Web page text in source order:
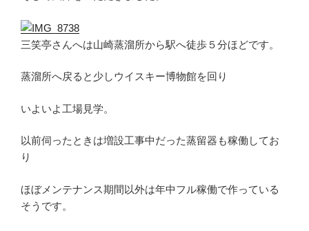
三笑亭さんへは山崎蒸溜所から駅へ徒歩５分ほどです。
蒸溜所へ戻ると少しウイスキー博物館を回り
いよいよ工場見学。
以前伺ったときは増設工事中だった蒸留器も稼働してお
り
ほぼメンテナンス期間以外は年中フル稼働で作っている
そうです。